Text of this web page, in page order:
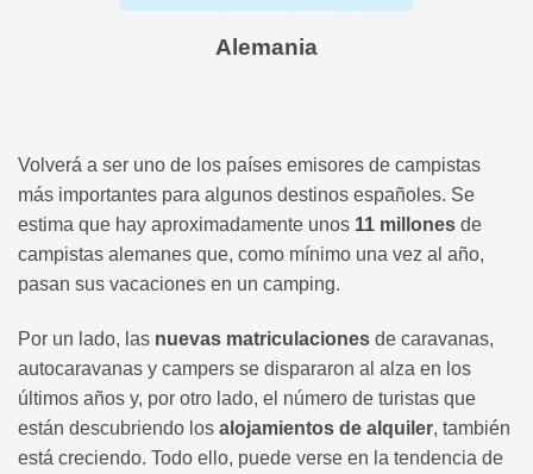
Alemania
Volverá a ser uno de los países emisores de campistas
más importantes para algunos destinos españoles. Se
estima que hay aproximadamente unos 11 millones de
campistas alemanes que, como mínimo una vez al año,
pasan sus vacaciones en un camping.
Por un lado, las nuevas matriculaciones de caravanas,
autocaravanas y campers se dispararon al alza en los
últimos años y, por otro lado, el número de turistas que
están descubriendo los alojamientos de alquiler, también
está creciendo. Todo ello, puede verse en la tendencia de